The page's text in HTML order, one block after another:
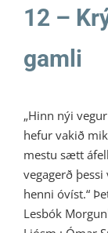
12 –
gamli
„Hinn nýi
hefur vakið
mestu sætt
vegagerð
henni óvíst.“
Lesbók